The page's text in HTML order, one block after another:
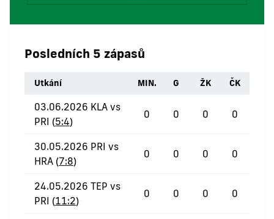
Posledních 5 zápasů
Utkání MIN. G ŽK ČK
03.06.2026 KLA vs
PRI (5:4)
0 0 0 0
30.05.2026 PRI vs
HRA (7:8)
0 0 0 0
24.05.2026 TEP vs
PRI (11:2)
0 0 0 0